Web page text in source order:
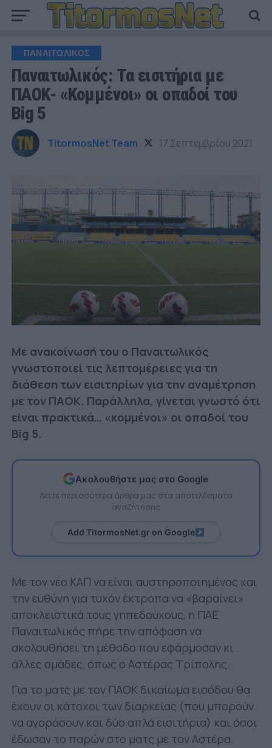
ΠΑΝΑΙΤΩΛΙΚΟΣ
Παναιτωλικός: Τα εισιτήρια με
ΠΑΟΚ- «Κομμένοι» οι οπαδοί του
Big 5
TitormosNet Team 17 Σεπτεμβρίου 2021
Με ανακοίνωσή του ο Παναιτωλικός
γνωστοποιεί τις λεπτομέρειες για τη
διάθεση των εισιτηρίων για την αναμέτρηση
με τον ΠΑΟΚ. Παράλληλα, γίνεται γνωστό ότι
είναι πρακτικά… «κομμένοι» οι οπαδοί του
Big 5.
Ακολουθήστε μας στο Google
Δείτε περισσότερα άρθρα μας στα αποτελέσματα
αναζήτησης
Add TitormosNet.gr on Google
Με τον νέο ΚΑΠ να είναι αυστηροποιημένος και
την ευθύνη για τυχόν έκτροπα να «βαραίνει»
αποκλειστικά τους γηπεδούχους, η ΠΑΕ
Παναιτωλικός πήρε την απόφαση να
ακολουθήσει τη μέθοδο που εφάρμοσαν κι
άλλες ομάδες, όπως ο Αστέρας Τρίπολης.
Για το ματς με τον ΠΑΟΚ δικαίωμα εισόδου θα
έχουν οι κάτοχοι των διαρκείας (που μπορούν
να αγοράσουν και δύο απλά εισιτήρια) και όσοι
έδωσαν το παρών στο ματς με τον Αστέρα.